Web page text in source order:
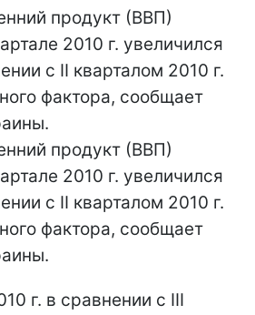
продукт (ВВП)
2010 г. увеличился
с II кварталом 2010 г.
фактора, сообщает
продукт (ВВП)
2010 г. увеличился
с II кварталом 2010 г.
фактора, сообщает
г. в сравнении с III